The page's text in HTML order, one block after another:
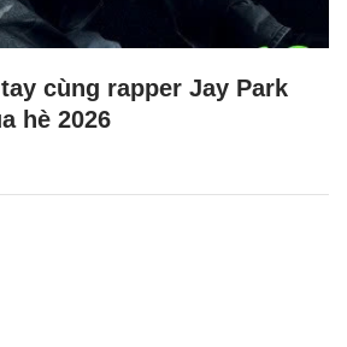
cùng rapper Jay Park
hè 2026